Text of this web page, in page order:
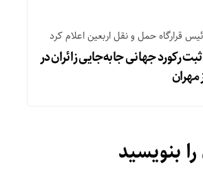
قرارگاه حمل و نقل اربعین اعلام کرد
ثبت رکورد جهانی جابه‌جایی زائران در
مهران
بنویسید